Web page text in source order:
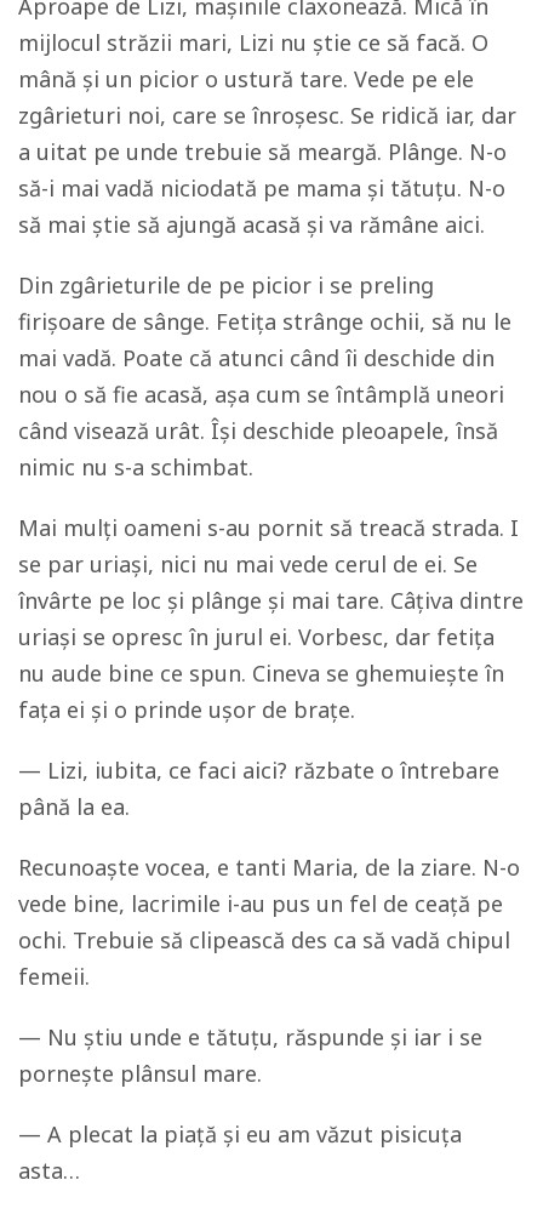
mijlocul străzii mari, Lizi nu știe ce să facă. O
mână și un picior o ustură tare. Vede pe ele
zgârieturi noi, care se înroșesc. Se ridică iar, dar
a uitat pe unde trebuie să meargă. Plânge. N-o
să-i mai vadă niciodată pe mama și tătuțu. N-o
să mai știe să ajungă acasă și va rămâne aici.
Din zgârieturile de pe picior i se preling
firișoare de sânge. Fetița strânge ochii, să nu le
mai vadă. Poate că atunci când îi deschide din
nou o să fie acasă, așa cum se întâmplă uneori
când visează urât. Își deschide pleoapele, însă
nimic nu s-a schimbat.
Mai mulți oameni s-au pornit să treacă strada. I
se par uriași, nici nu mai vede cerul de ei. Se
învârte pe loc și plânge și mai tare. Câțiva dintre
uriași se opresc în jurul ei. Vorbesc, dar fetița
nu aude bine ce spun. Cineva se ghemuiește în
fața ei și o prinde ușor de brațe.
— Lizi, iubita, ce faci aici? răzbate o întrebare
până la ea.
Recunoaște vocea, e tanti Maria, de la ziare. N-o
vede bine, lacrimile i-au pus un fel de ceață pe
ochi. Trebuie să clipească des ca să vadă chipul
femeii.
— Nu știu unde e tătuțu, răspunde și iar i se
pornește plânsul mare.
— A plecat la piață și eu am văzut pisicuța
asta…